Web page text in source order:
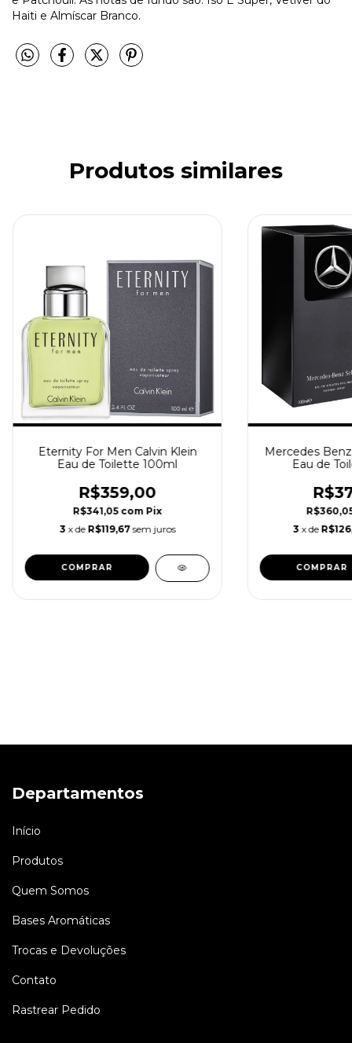
Haiti e Almíscar Branco.
Produtos similares
Eternity For Men Calvin Klein
Eau de Toilette 100ml
R$359,00
R$341,05 com Pix
3 x de R$119,67 sem juros
Mercedes
Eau de
3 x de
Departamentos
Início
Produtos
Quem Somos
Bases Aromáticas
Trocas e Devoluções
Contato
Rastrear Pedido